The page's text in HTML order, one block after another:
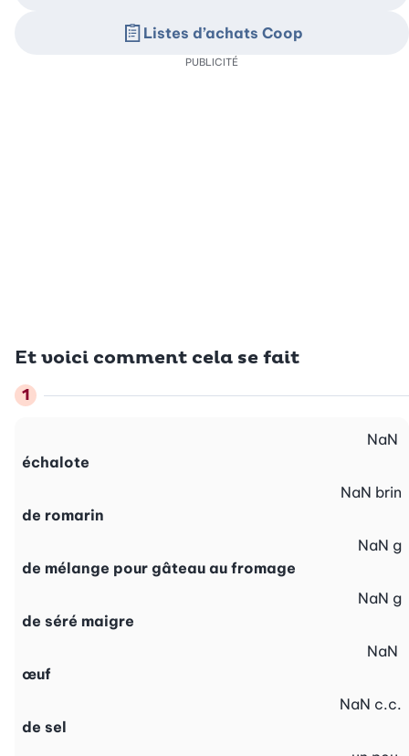
Et voici comment cela se fait
échalote
NaN
de romarin
NaN brin
de mélange pour gâteau au fromage
NaN g
de séré maigre
NaN g
œuf
NaN
de sel
NaN c.c.
Listes d’achats Coop
PUBLICITÉ